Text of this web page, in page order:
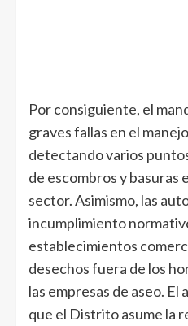
Por consiguiente, el
graves fallas en el
detectando varios
de escombros y basuras
sector. Asimismo, las
incumplimiento
establecimientos
desechos fuera de los
las empresas de aseo.
que el Distrito asume la